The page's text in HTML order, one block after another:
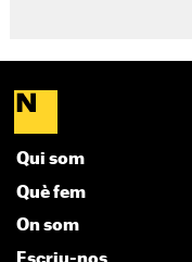
Qui som
Què fem
On som